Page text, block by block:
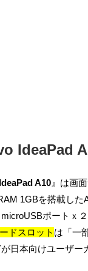
IdeaPad
A10 』は画
1GBを搭載した
microUSBポートｘ
ドスロット は「一
日本向けユーザー